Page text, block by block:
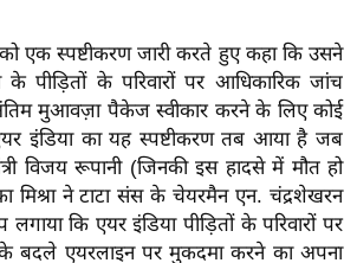
एक स्पष्टीकरण जारी करते हुए कहा कि उसने
के पीड़ितों के परिवारों पर आधिकारिक जांच
मुआवज़ा पैकेज स्वीकार करने के लिए कोई
इंडिया का यह स्पष्टीकरण तब आया है जब
विजय रूपानी (जिनकी इस हादसे में मौत हो
मिश्रा ने टाटा संस के चेयरमैन एन. चंद्रशेखरन
कि एयर इंडिया पीड़ितों के परिवारों पर
बदले एयरलाइन पर मुकदमा करने का अपना